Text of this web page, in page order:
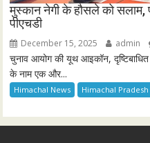
मुस्कान नेगी के हौसले को सलाम,
पीएचडी
December 15, 2025 admin
चुनाव आयोग की यूथ आइकॉन,
के नाम एक और...
Himachal News Himachal Pradesh